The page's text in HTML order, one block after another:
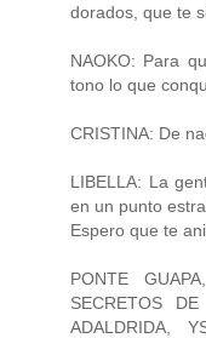
dorados, que te
NAOKO: Para
tono lo que
CRISTINA: De
LIBELLA: La
en un punto
Espero que te
PONTE
SECRETOS
ADALDRIDA,